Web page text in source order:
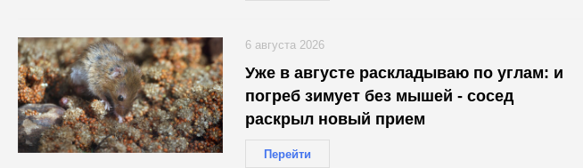
Уже в августе раскладываю по углам: и
погреб зимует без мышей - сосед
раскрыл новый прием
Перейти
6 августа 2026